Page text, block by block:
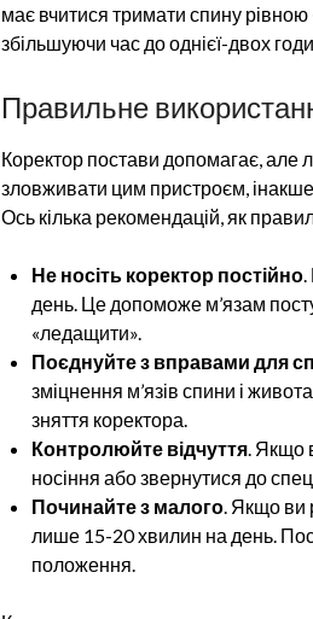
має вчитися тримати спину
збільшуючи час до однієї-двох
Правильне
Коректор постави допомагає,
зловживати цим пристроєм,
Ось кілька рекомендацій, як
Не носіть коректор постійно.
день. Це допоможе м’язам
«ледащити».
Поєднуйте з вправами для
зміцнення м’язів спини і
зняття коректора.
Контролюйте відчуття. Якщо
носіння або звернутися до
Починайте з малого. Якщо ви
лише 15-20 хвилин на день.
положення.